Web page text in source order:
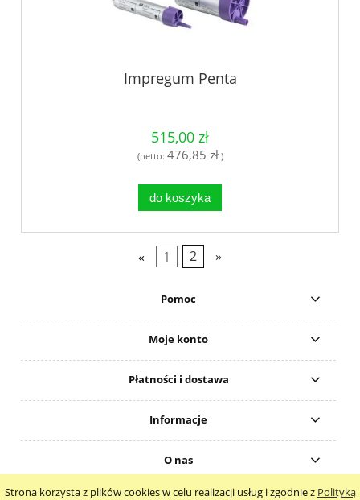
Strona korzysta z plików cookies w celu realizacji usług i zgodnie z Polityką
Impregum Penta
515,00 zł
(netto: 476,85 zł)
do koszyka
« 1 2 »
Pomoc
Moje konto
Płatności i dostawa
Informacje
O nas